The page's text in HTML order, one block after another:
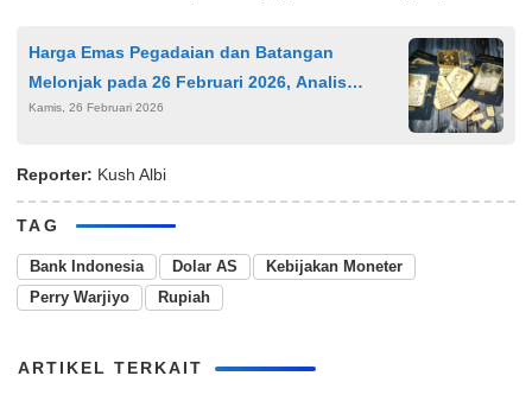
Harga Emas Pegadaian dan Batangan
Melonjak pada 26 Februari 2026, Analis
Ingatkan Potensi Koreksi
Kamis, 26 Februari 2026
Reporter: Kush Albi
TAG
Bank Indonesia Dolar AS
Kebijakan Moneter
Perry Warjiyo
Rupiah
ARTIKEL TERKAIT